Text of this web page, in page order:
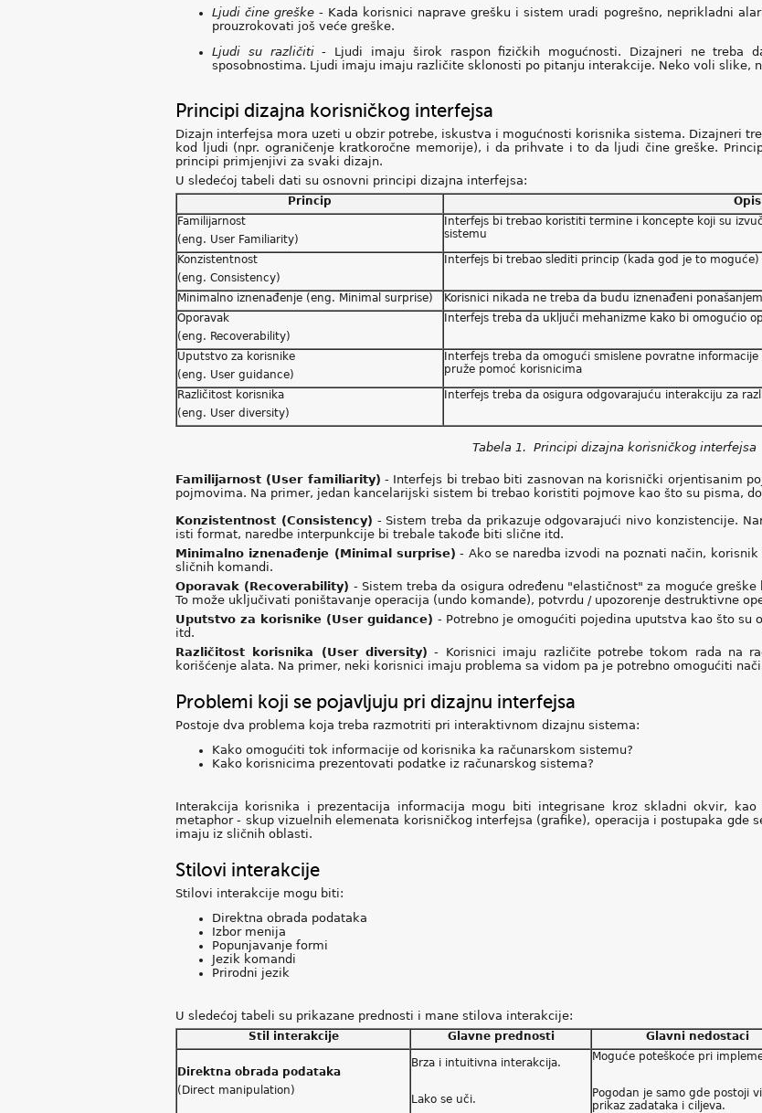
Ljudi čine greške - Kada korisnici naprave grešku i sistem uradi pogrešno, neprikladni
prouzrokovati još veće greške.
Ljudi su različiti - Ljudi imaju širok raspon fizičkih mogućnosti. Dizajneri ne treba
sposobnostima. Ljudi imaju imaju različite sklonosti po pitanju interakcije. Neko voli slike,
Principi dizajna korisničkog interfejsa
Dizajn interfejsa mora uzeti u obzir potrebe, iskustva i mogućnosti korisnika sistema. Dizajneri
kod ljudi (npr. ograničenje kratkoročne memorije), i da prihvate i to da ljudi čine greške.
principi primjenjivi za svaki dizajn.
U sledećoj tabeli dati su osnovni principi dizajna interfejsa:
Princip
Opis
Familijarnost
(eng. User Familiarity)
Interfejs bi trebao koristiti termine i koncepte koji su
sistemu
Konzistentnost
(eng. Consistency)
Interfejs bi trebao slediti princip (kada god je to
Minimalno iznenađenje (eng. Minimal surprise)
Korisnici nikada ne treba da budu iznenađeni
Oporavak
(eng. Recoverability)
Interfejs treba da uključi mehanizme kako bi omogućio
Uputstvo za korisnike
(eng. User guidance)
Interfejs treba da omogući smislene povratne
pruže pomoć korisnicima
Različitost korisnika
(eng. User diversity)
Interfejs treba da osigura odgovarajuću interakciju za
Tabela 1. Principi dizajna korisničkog interfejsa
Familijarnost (User familiarity) - Interfejs bi trebao biti zasnovan na korisnički orjentisanim
pojmovima. Na primer, jedan kancelarijski sistem bi trebao koristiti pojmove kao što su pisma,
Konzistentnost (Consistency) - Sistem treba da prikazuje odgovarajući nivo konzistencije.
isti format, naredbe interpunkcije bi trebale takođe biti slične itd.
Minimalno iznenađenje (Minimal surprise) - Ako se naredba izvodi na poznati način,
sličnih komandi.
Oporavak (Recoverability) - Sistem treba da osigura određenu "elastičnost" za moguće
To može uključivati poništavanje operacija (undo komande), potvrdu / upozorenje destruktivne
Uputstvo za korisnike (User guidance) - Potrebno je omogućiti pojedina uputstva kao što su
itd.
Različitost korisnika (User diversity) - Korisnici imaju različite potrebe tokom rada na
korišćenje alata. Na primer, neki korisnici imaju problema sa vidom pa je potrebno omogućiti
Problemi koji se pojavljuju pri dizajnu interfejsa
Postoje dva problema koja treba razmotriti pri interaktivnom dizajnu sistema:
Kako omogućiti tok informacije od korisnika ka računarskom sistemu?
Kako korisnicima prezentovati podatke iz računarskog sistema?
Interakcija korisnika i prezentacija informacija mogu biti integrisane kroz skladni okvir,
metaphor - skup vizuelnih elemenata korisničkog interfejsa (grafike), operacija i postupaka gde
imaju iz sličnih oblasti.
Stilovi interakcije
Stilovi interakcije mogu biti:
Direktna obrada podataka
Izbor menija
Popunjavanje formi
Jezik komandi
Prirodni jezik
U sledećoj tabeli su prikazane prednosti i mane stilova interakcije:
Stil interakcije Glavne prednosti Glavni nedostaci
Direktna obrada podataka
(Direct manipulation)
Brza i intuitivna interakcija.
Lako se uči.
Moguće poteškoće pri
Pogodan je samo gde postoji
prikaz zadataka i ciljeva.